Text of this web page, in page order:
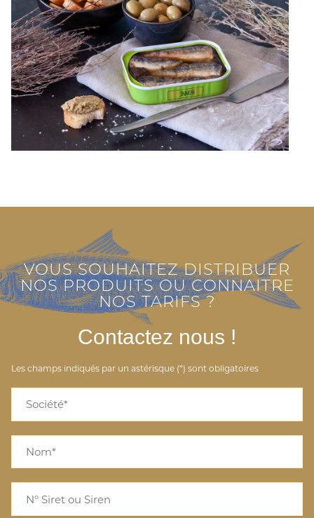
VOUS SOUHAITEZ DISTRIBUER
NOS PRODUITS OU CONNAITRE
NOS TARIFS ?
Contactez nous !
Les champs indiqués par un astérisque (*) sont obligatoires